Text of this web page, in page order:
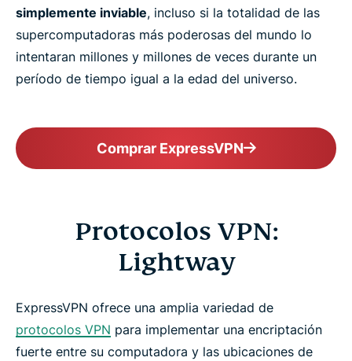
simplemente inviable, incluso si la totalidad de las
supercomputadoras más poderosas del mundo lo
intentaran millones y millones de veces durante un
período de tiempo igual a la edad del universo.
Comprar ExpressVPN
Protocolos VPN:
Lightway
ExpressVPN ofrece una amplia variedad de
protocolos VPN para implementar una encriptación
fuerte entre su computadora y las ubicaciones de